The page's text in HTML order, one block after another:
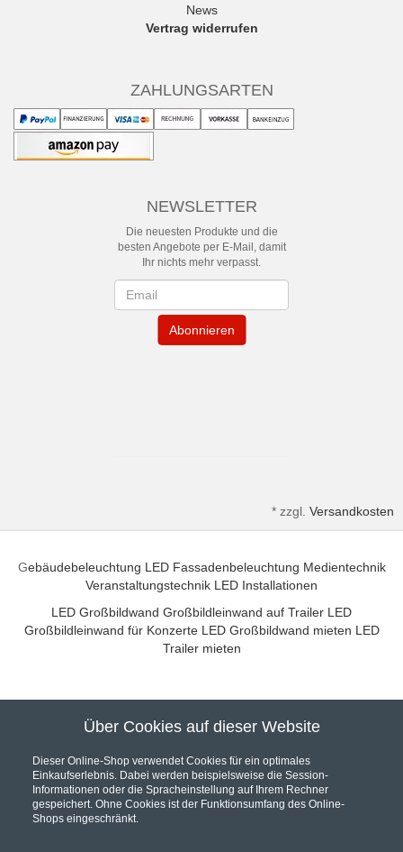
News
Vertrag widerrufen
ZAHLUNGSARTEN
NEWSLETTER
Die neuesten Produkte und die
besten Angebote per E-Mail, damit
Ihr nichts mehr verpasst.
Abonnieren
* zzgl. Versandkosten
Gebäudebeleuchtung LED Fassadenbeleuchtung Medientechnik
Veranstaltungstechnik LED Installationen
LED Großbildwand Großbildleinwand auf Trailer LED
Großbildleinwand für Konzerte LED Großbildwand mieten LED
Trailer mieten
Unser Partner für hochwertige Audio und Video Installationen
Über Cookies auf dieser Website
Dieser Online-Shop verwendet Cookies für ein optimales
Einkaufserlebnis. Dabei werden beispielsweise die Session-
Informationen oder die Spracheinstellung auf Ihrem Rechner
gespeichert. Ohne Cookies ist der Funktionsumfang des Online-
Shops eingeschränkt.